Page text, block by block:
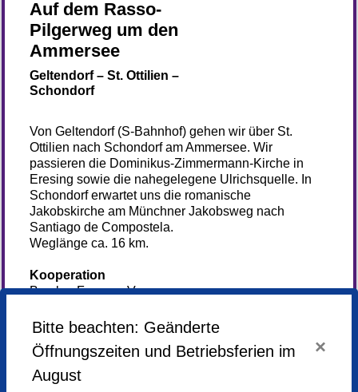
Auf dem Rasso-
Pilgerweg um den
Ammersee
Geltendorf – St. Ottilien –
Schondorf
Von Geltendorf (S-Bahnhof) gehen wir über St.
Ottilien nach Schondorf am Ammersee. Wir
passieren die Dominikus-Zimmermann-Kirche in
Eresing sowie die nahegelegene Ulrichsquelle. In
Schondorf erwartet uns die romanische
Jakobskirche am Münchner Jakobsweg nach
Santiago de Compostela.
Weglänge ca. 16 km.
Kooperation
Brucker Forum e.V.
Anmeldung
nicht mehr
möglich
Bitte beachten: Geänderte
Öffnungszeiten und Betriebsferien im
August
×